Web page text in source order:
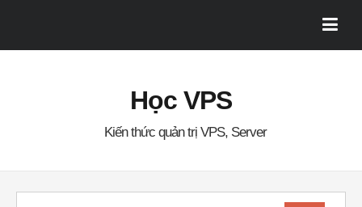
Học VPS
Kiến thức quản trị VPS, Server